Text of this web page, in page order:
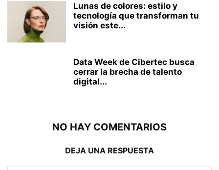
Lunas de colores: estilo y
tecnología que transforman tu
visión este...
Data Week de Cibertec busca
cerrar la brecha de talento
digital...
NO HAY COMENTARIOS
DEJA UNA RESPUESTA